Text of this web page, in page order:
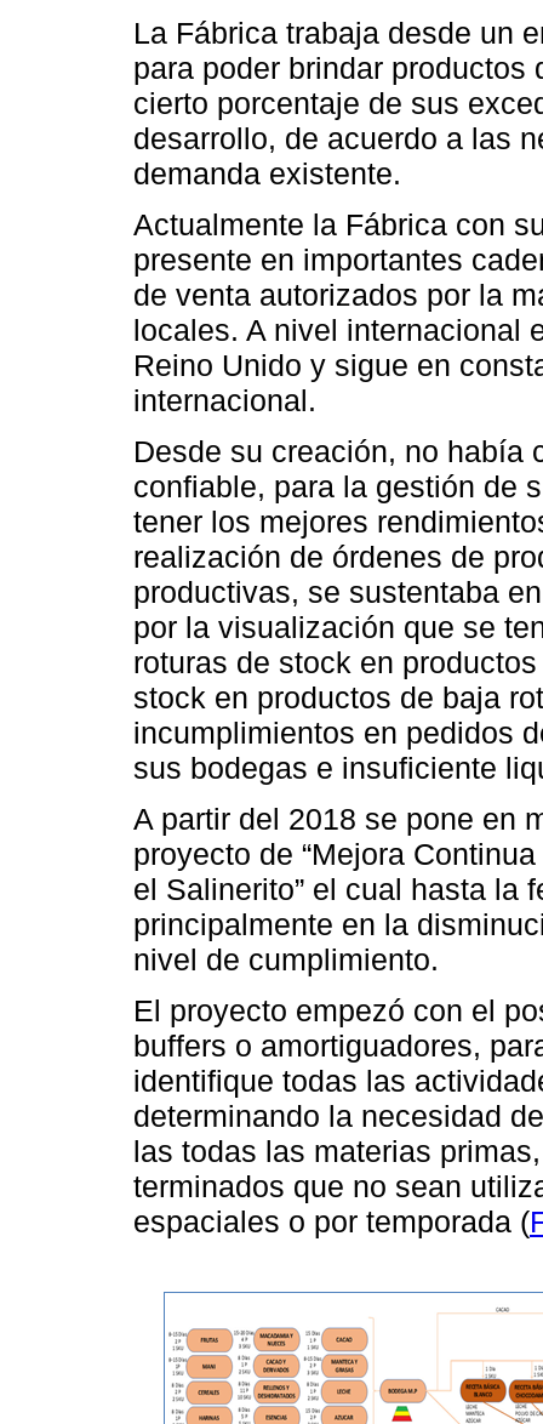
La Fábrica trabaja desde un
para poder brindar
cierto porcentaje de sus
desarrollo, de acuerdo a las
demanda existente.
Actualmente la Fábrica con
presente en importantes
de venta autorizados por la
locales. A nivel internacional
Reino Unido y sigue en
internacional.
Desde su creación, no había
confiable, para la gestión de
tener los mejores
realización de órdenes de
productivas, se sustentaba
por la visualización que se
roturas de stock en
stock en productos de baja
incumplimientos en pedidos
sus bodegas e insuficiente
A partir del 2018 se pone en
proyecto de “Mejora
el Salinerito” el cual hasta la
principalmente en la
nivel de cumplimiento.
El proyecto empezó con el
buffers o amortiguadores,
identifique todas las
determinando la necesidad
las todas las materias
terminados que no sean
espaciales o por temporada (